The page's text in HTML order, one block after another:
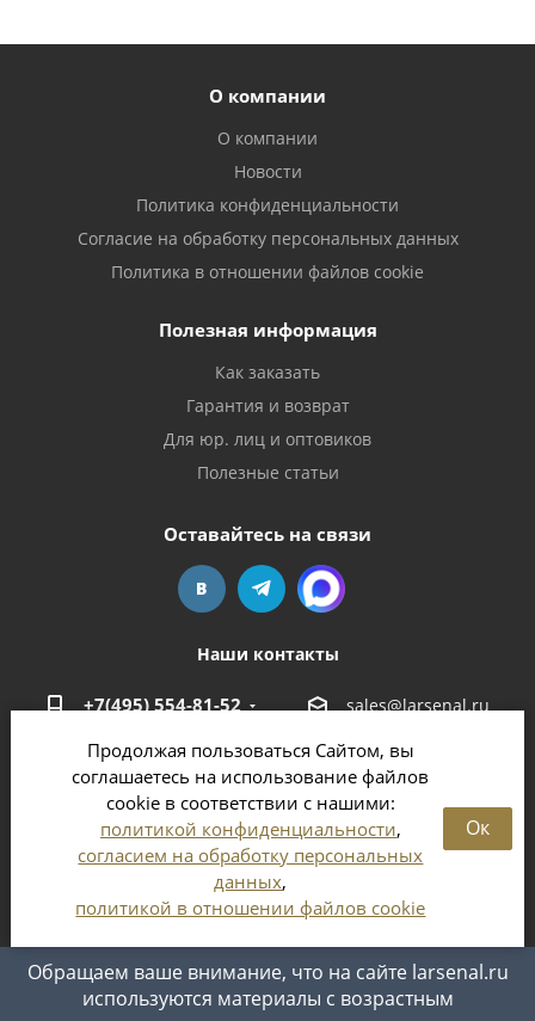
Продолжая пользоваться Сайтом, вы
соглашаетесь на использование файлов
cookie в соответствии с нашими:
политикой конфиденциальности,
согласием на обработку персональных
данных,
политикой в отношении файлов cookie
Ок
Обращаем ваше внимание, что на сайте larsenal.ru
используются материалы с возрастным
О компании
О компании
Новости
Политика конфиденциальности
Согласие на обработку персональных данных
Политика в отношении файлов cookie
Полезная информация
Как заказать
Гарантия и возврат
Для юр. лиц и оптовиков
Полезные статьи
Оставайтесь на связи
Наши контакты
+7(495) 554-81-52 sales@larsenal.ru
Московская область,
г. Люберцы,
ул. Хлебозаводская, 8 Б